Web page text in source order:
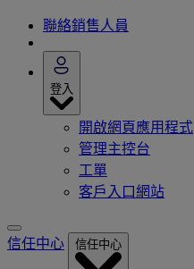
聯絡銷售人員
登入
開啟網頁應用程式
管理主控台
工單
客戶入口網站
信任中心 信任中心